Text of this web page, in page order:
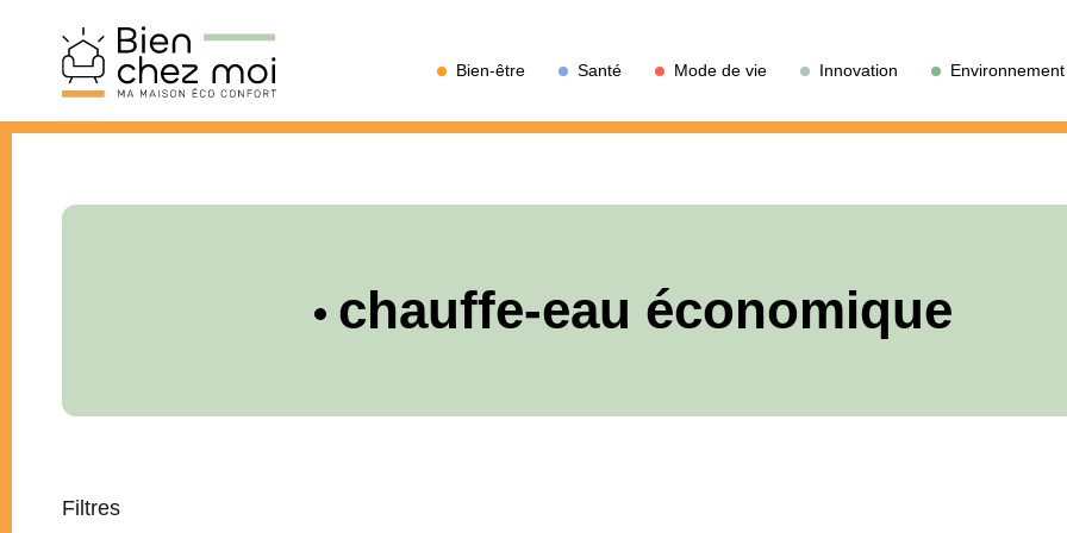
Bien-être Santé Mode de vie Innovation Environnement
chauffe-eau économique
Filtres